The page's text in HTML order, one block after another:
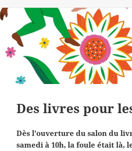
Des livres pour
Dès l’ouverture du salon du
samedi à 10h, la foule était là,